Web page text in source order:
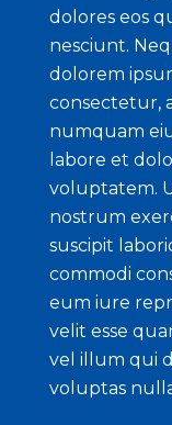
dolores eos
nesciunt.
dolorem
consectetur,
numquam
labore et
voluptatem.
nostrum
suscipit
commodi
eum iure
velit esse
vel illum qui
voluptas